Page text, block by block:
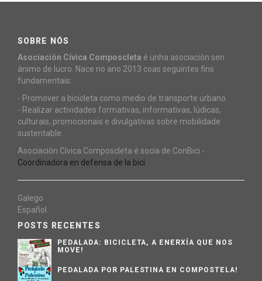
SOBRE NÓS
Asociación Cívica Composcleta é unha asociación sen
ánimo de lucro. Nace no ano 2013 coas seguintes fins
fundamentais:
- Promover a bicicleta como medio de transporte urbano.
- Realizar actividades formativas, informativas, lúdicas,
culturais, promocionais e divulgativas sobre mobilidade
sustentable.
Asociación Cívica Composcleta é socia de ConBici -
Coordinadora en defensa de la bici
Galego
Español
POSTS RECENTES
PEDALADA: BICICLETA, A ENERXÍA QUE NOS
MOVE!
PEDALADA POR PALESTINA EN COMPOSTELA!